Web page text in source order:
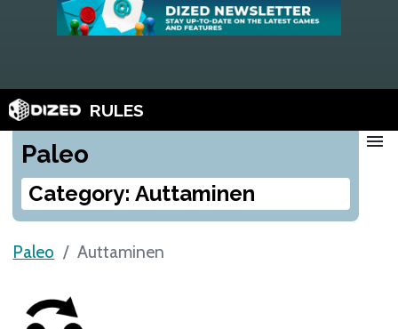
RULES
Paleo
Category: Auttaminen
menu
Paleo Auttaminen